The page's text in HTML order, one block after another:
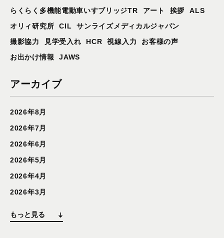
らくらく多機能電動車いすブリッジTR
アート 挨拶
ALS
オリィ研究所
CIL
サンライズメディカルジャパン
撮影協力
見学受入れ HCR 視線入力
お客様の声
お出かけ情報
JAWS
アーカイブ
2026年8月
2026年7月
2026年6月
2026年5月
2026年4月
2026年3月
もっと見る